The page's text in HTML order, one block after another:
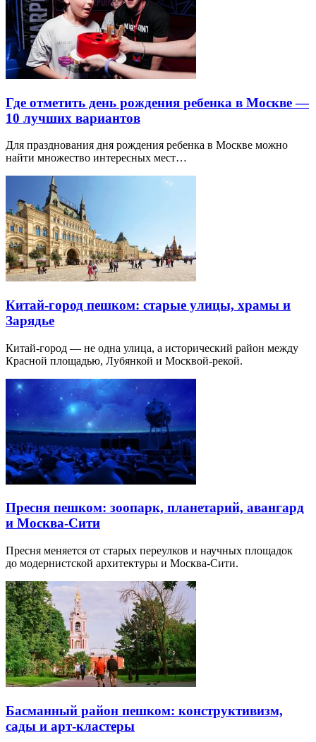
Где отметить день рождения ребенка в Москве —
10 лучших вариантов
Для празднования дня рождения ребенка в Москве можно
найти множество интересных мест…
Китай-город пешком: старые улицы, храмы и
Зарядье
Китай-город — не одна улица, а исторический район между
Красной площадью, Лубянкой и Москвой-рекой.
Пресня пешком: зоопарк, планетарий, авангард
и Москва-Сити
Пресня меняется от старых переулков и научных площадок
до модернистской архитектуры и Москва-Сити.
Басманный район пешком: конструктивизм,
сады и арт-кластеры